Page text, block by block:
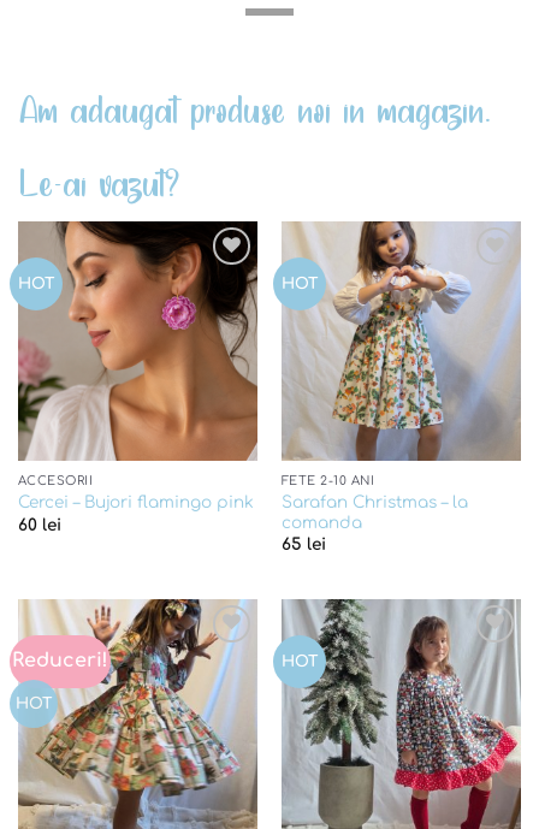
Am adaugat produse noi in magazin.
Le-ai vazut?
HOT
Add to
wishlist
ACCESORII
Cercei – Bujori flamingo pink
60 lei
HOT
Add to
wishlist
FETE 2-10 ANI
Sarafan Christmas – la
comanda
65 lei
Reduceri!
HOT
Add to
wishlist
HOT
Add to
wishlist